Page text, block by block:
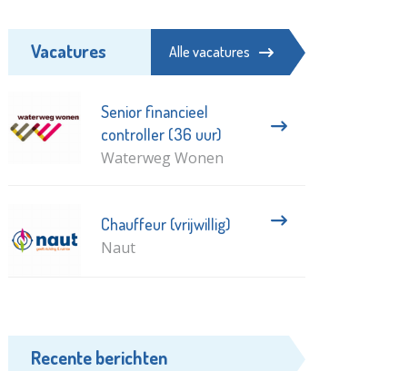
Vacatures Alle vacatures
Senior financieel
controller (36 uur)
Waterweg Wonen
Chauffeur (vrijwillig)
Naut
Recente berichten